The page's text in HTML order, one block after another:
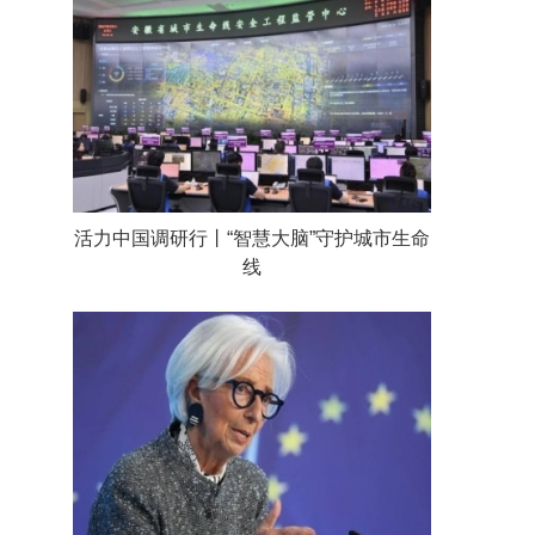
活力中国调研行丨“智慧大脑”守护城市生命
线